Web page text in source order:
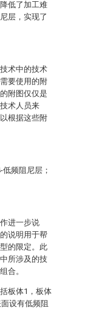
低了加工难
层，实现了
术中的技术
要使用的附
附图仅仅是
术人员来
根据这些附
频阻尼层；
进一步说
说明用于帮
的限定。此
所涉及的技
合。
板体1，板体
设有低频阻